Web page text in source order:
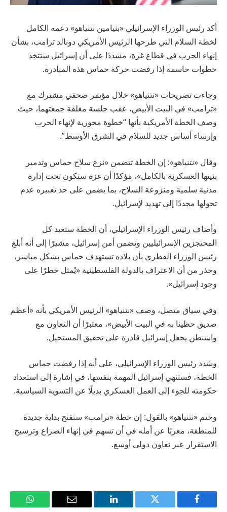
أكد رئيس الوزراء الإسرائيلي «بنيامين نتنياهو» دعمه الكامل
لخطة السلام التي طرحها الرئيس الأمريكي دونالد ترامب، بشأن
إنهاء الحرب في قطاع غزة، مشددًا على أن إسرائيل ستتخذ
خطوات حاسمة إذا رفضت حركة حماس هذه المبادرة.
وجاءت تصريحات «نتنياهو» خلال مؤتمر صحفي مشترك مع
«ترامب» في البيت الأبيض، عقب جلسة مغلقة جمعتهما، حيث
وصف الخطة الأمريكية بأنها “خطوة محورية لإنهاء الحرب
وإرساء أساس جديد للسلام في الشرق الأوسط”.
وقال «نتنياهو»: إن الخطة تتضمن «نزع سلاح حماس وتدمير
بنيتها العسكرية بالكامل»، مؤكدًا أن غزة ستكون تحت إدارة
مدنية سلمية ومنزوعة السلاح، بما يضمن على حد تعبيره عدم
تحولها مجددًا إلى تهديد لإسرائيل.
وأضاف رئيس الوزراء الإسرائيلي، أن الخطة ستعيد كل
المحتجزين الإسرائيليين وتضمن أمن إسرائيل، مشيرًا إلى أنه أبلغ
رئيس الوزراء القطري بأن بلاده تستهدف حماس بشكل مباشر،
وحذر من أن الاعتراف بالدولة الفلسطينية «يُمثل خطرًا على
وجود إسرائيل».
وفي سياق متصل، وصف «نتنياهو» الرئيس الأمريكي بأنه «أعظم
صديق حظينا به في البيت الأبيض»، معتبرًا أن التعاون مع
واشنطن يجعل إسرائيل قادرة على تحقيق المستحيل.
وشدد رئيس الوزراء الإسرائيلي، على أنه إذا رفضت حماس
الخطة، فستنهي إسرائيل المهمة بنفسها، في إشارة إلى استعداد
حكومته للجوء إلى العمل العسكري بديلًا عن التسوية السياسية.
وختم «نتنياهو» بالقول: إن خطة «ترامب» ستفتح بداية جديدة
للمنطقة، معربًا عن أمله في أن تسهم في إنهاء الصراع وترسيخ
الاستقرار عبر تعاون دولي أوسع.
فيسبوك تويتر لينكدإن
البريد
واتساب